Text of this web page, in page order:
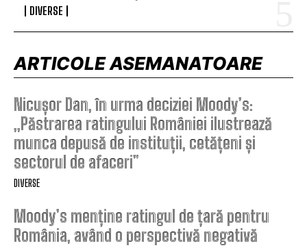
DIVERSE
ARTICOLE ASEMANATOARE
Nicușor Dan, în urma deciziei Moody’s:
„Păstrarea ratingului României ilustrează
munca depusă de instituții, cetățeni și
sectorul de afaceri”
DIVERSE
Moody’s menține ratingul de țară pentru
România, având o perspectivă negativă